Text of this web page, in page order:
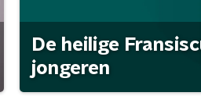
De heilige
jongeren